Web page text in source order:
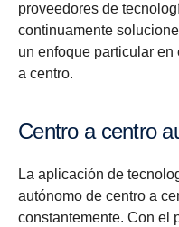
proveedores de
continuamente
un enfoque particular
a centro.
Centro a centro
La aplicación de
autónomo de centro a
constantemente. Con el